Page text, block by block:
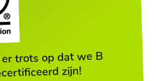
trots op dat we B
zijn!